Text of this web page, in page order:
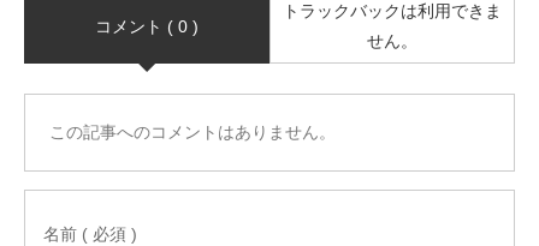
コメント ( 0 )
トラックバックは利用できま
せん。
この記事へのコメントはありません。
名前 ( 必須 )